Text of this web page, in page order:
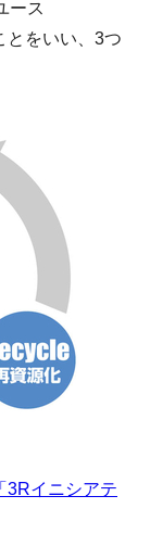
ース
とをいい、3つ
イニシアテ